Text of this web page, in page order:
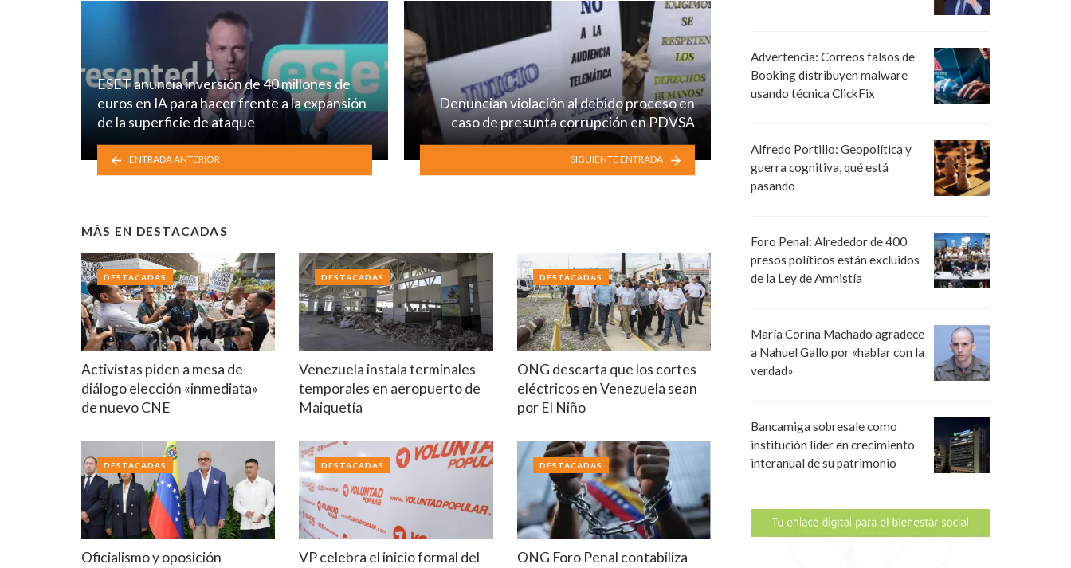
ESET anuncia inversión de 40 millones de
euros en IA para hacer frente a la expansión
de la superficie de ataque
ENTRADA ANTERIOR
Denuncian violación al debido proceso en
caso de presunta corrupción en PDVSA
SIGUIENTE ENTRADA
MÁS EN DESTACADAS
Activistas piden a mesa de
diálogo elección «inmediata»
de nuevo CNE
DESTACADAS
Venezuela instala terminales
temporales en aeropuerto de
Maiquetía
DESTACADAS
ONG descarta que los cortes
eléctricos en Venezuela sean
por El Niño
DESTACADAS
Oficialismo y oposición
DESTACADAS
VP celebra el inicio formal del
DESTACADAS
ONG Foro Penal contabiliza
DESTACADAS
Advertencia: Correos falsos de
Booking distribuyen malware
usando técnica ClickFix
Alfredo Portillo: Geopolítica y
guerra cognitiva, qué está
pasando
Foro Penal: Alrededor de 400
presos políticos están excluidos
de la Ley de Amnistía
María Corina Machado agradece
a Nahuel Gallo por «hablar con la
verdad»
Bancamiga sobresale como
institución líder en crecimiento
interanual de su patrimonio